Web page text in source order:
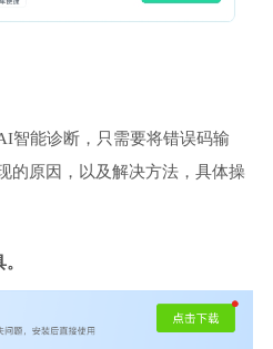
智能诊断，只需要将错误码输
的原因，以及解决方法，具体操